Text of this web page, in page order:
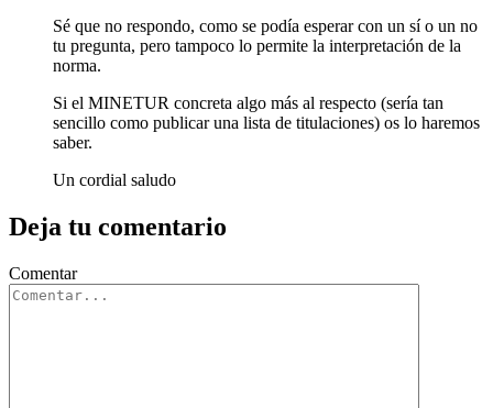
Sé que no respondo, como se podía esperar con un sí o un no
tu pregunta, pero tampoco lo permite la interpretación de la
norma.
Si el MINETUR concreta algo más al respecto (sería tan
sencillo como publicar una lista de titulaciones) os lo haremos
saber.
Un cordial saludo
Deja tu comentario
Comentar